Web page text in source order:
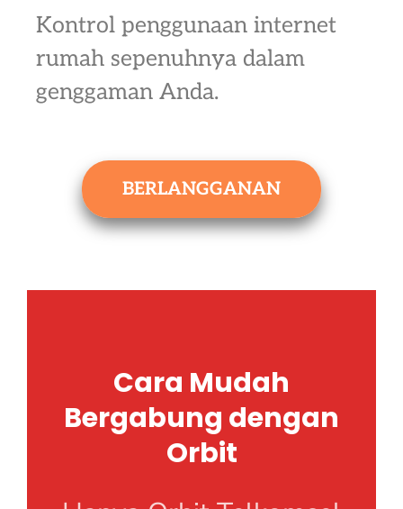
Kontrol penggunaan internet
rumah sepenuhnya dalam
genggaman Anda.
BERLANGGANAN
Cara Mudah
Bergabung dengan
Orbit